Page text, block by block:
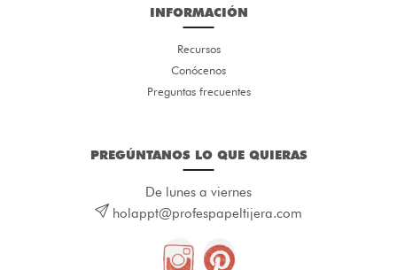
INFORMACIÓN
Recursos
Conócenos
Preguntas frecuentes
PREGÚNTANOS LO QUE QUIERAS
De lunes a viernes
holappt@profespapeltijera.com